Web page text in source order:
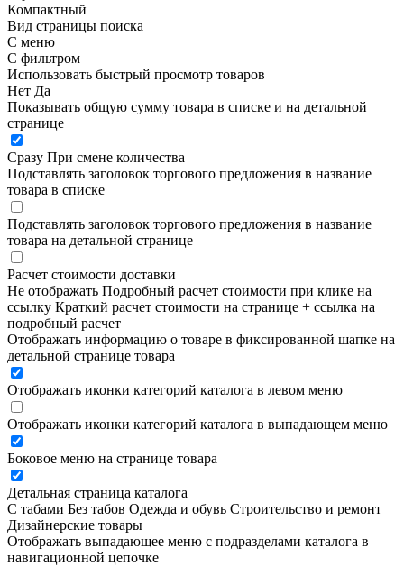
Компактный
Вид страницы поиска
С меню
С фильтром
Использовать быстрый просмотр товаров
Нет Да
Показывать общую сумму товара в списке и на детальной
странице
Сразу При смене количества
Подставлять заголовок торгового предложения в название
товара в списке
Подставлять заголовок торгового предложения в название
товара на детальной странице
Расчет стоимости доставки
Не отображать Подробный расчет стоимости при клике на
ссылку Краткий расчет стоимости на странице + ссылка на
подробный расчет
Отображать информацию о товаре в фиксированной шапке на
детальной странице товара
Отображать иконки категорий каталога в левом меню
Отображать иконки категорий каталога в выпадающем меню
Боковое меню на странице товара
Детальная страница каталога
С табами Без табов Одежда и обувь Строительство и ремонт
Дизайнерские товары
Отображать выпадающее меню с подразделами каталога в
навигационной цепочке